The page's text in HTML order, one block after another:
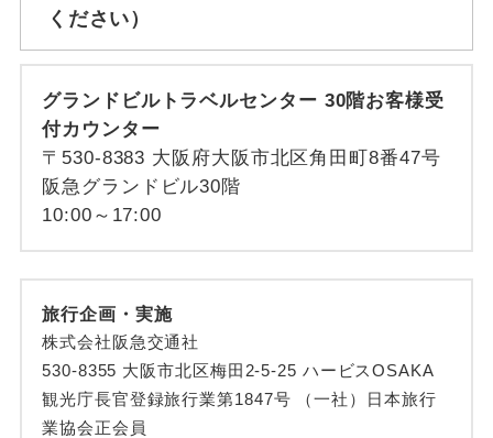
ください）
グランドビルトラベルセンター 30階お客様受
付カウンター
〒530-8383 大阪府大阪市北区角田町8番47号
阪急グランドビル30階
10:00～17:00
旅行企画・実施
株式会社阪急交通社
530-8355 大阪市北区梅田2-5-25 ハービスOSAKA
観光庁長官登録旅行業第1847号 （一社）日本旅行
業協会正会員